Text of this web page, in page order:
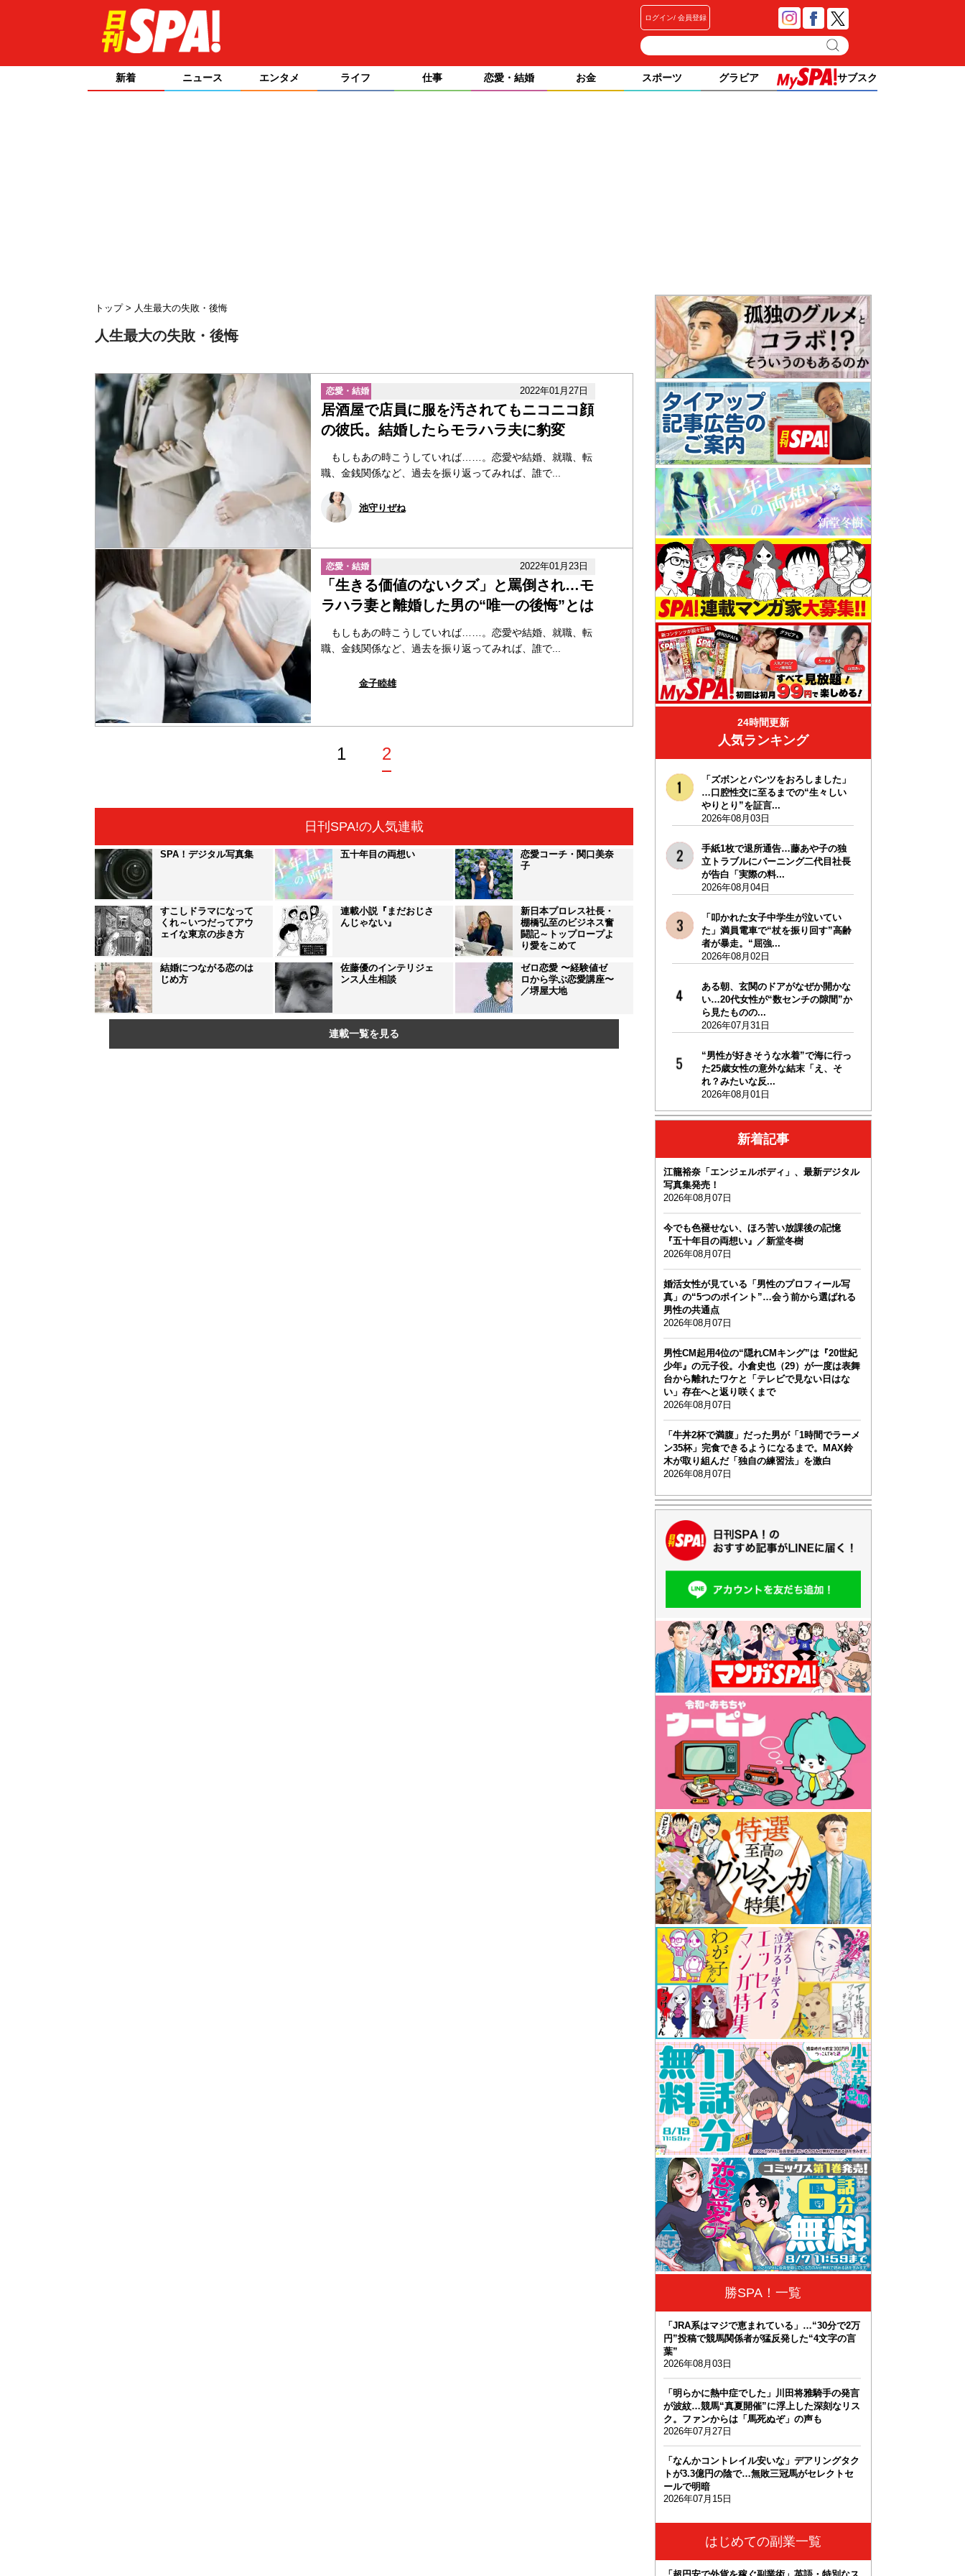
ログイン 会員登録
新着 ニュース エンタメ ライフ 仕事 恋愛・結婚 お金 スポーツ グラビア サブスク
トップ 人生最大の失敗・後悔
人生最大の失敗・後悔
恋愛・結婚 2022年01月27日
居酒屋で店員に服を汚されてもニコニコ顔
の彼氏。結婚したらモラハラ夫に豹変
もしもあの時こうしていれば……。恋愛や結婚、就職、転
職、金銭関係など、過去を振り返ってみれば、誰で...
池守りぜね
恋愛・結婚 2022年01月23日
「生きる価値のないクズ」と罵倒され…モ
ラハラ妻と離婚した男の“唯一の後悔”とは
もしもあの時こうしていれば……。恋愛や結婚、就職、転
職、金銭関係など、過去を振り返ってみれば、誰で...
金子睦雄
1 2
日刊SPA!の人気連載
SPA！デジタル写真集 五十年目の両想い
恋愛コーチ・関口美奈
子
すこしドラマになって
くれ～いつだってアウ
ェイな東京の歩き方
連載小説『まだおじさ
んじゃない』
新日本プロレス社長・
棚橋弘至のビジネス奮
闘記～トップロープよ
り愛をこめて
結婚につながる恋のは
じめ方
佐藤優のインテリジェ
ンス人生相談
ゼロ恋愛 〜経験値ゼ
ロから学ぶ恋愛講座〜
／堺屋大地
連載一覧を見る
24時間更新
人気ランキング
「ズボンとパンツをおろしました」
…口腔性交に至るまでの“生々しい
やりとり”を証言...
2026年08月03日
手紙1枚で退所通告…藤あや子の独
立トラブルにバーニング二代目社長
が告白「実際の料...
2026年08月04日
「叩かれた女子中学生が泣いてい
た」満員電車で“杖を振り回す”高齢
者が暴走。“屈強...
2026年08月02日
ある朝、玄関のドアがなぜか開かな
い…20代女性が“数センチの隙間”か
ら見たものの...
2026年07月31日
“男性が好きそうな水着”で海に行っ
た25歳女性の意外な結末「え、そ
れ？みたいな反...
2026年08月01日
新着記事
江籠裕奈「エンジェルボディ」、最新デジタル
写真集発売！
2026年08月07日
今でも色褪せない、ほろ苦い放課後の記憶
『五十年目の両想い』／新堂冬樹
2026年08月07日
婚活女性が見ている「男性のプロフィール写
真」の“5つのポイント”…会う前から選ばれる
男性の共通点
2026年08月07日
男性CM起用4位の“隠れCMキング”は『20世紀
少年』の元子役。小倉史也（29）が一度は表舞
台から離れたワケと「テレビで見ない日はな
い」存在へと返り咲くまで
2026年08月07日
「牛丼2杯で満腹」だった男が「1時間でラーメ
ン35杯」完食できるようになるまで。MAX鈴
木が取り組んだ「独自の練習法」を激白
2026年08月07日
勝SPA！一覧
「JRA系はマジで恵まれている」…“30分で2万
円”投稿で競馬関係者が猛反発した“4文字の言
葉”
2026年08月03日
「明らかに熱中症でした」川田将雅騎手の発言
が波紋…競馬“真夏開催”に浮上した深刻なリス
ク。ファンからは「馬死ぬぞ」の声も
2026年07月27日
「なんかコントレイル安いな」デアリングタク
トが3.3億円の陰で…無敗三冠馬がセレクトセ
ールで明暗
2026年07月15日
はじめての副業一覧